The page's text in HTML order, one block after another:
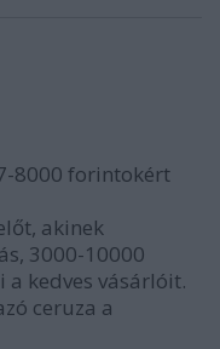
8000 forintokért
akinek
3000-10000
kedves vásárlóit.
ceruza a